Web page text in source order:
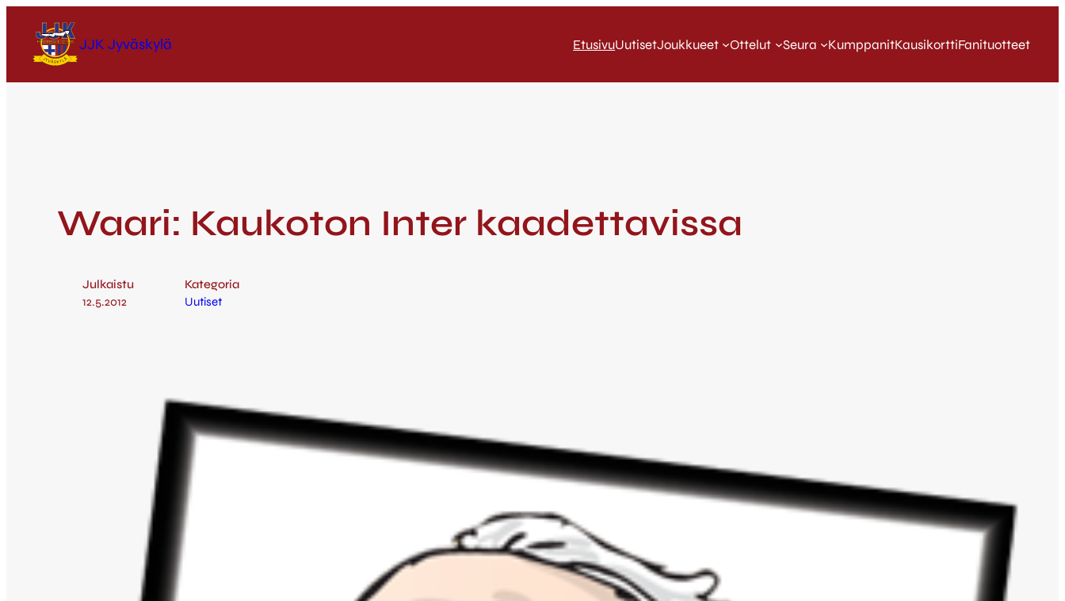
JJK Jyväskylä EtusivuUutisetJoukkueet Ottelut Seura KumppanitKausikorttiFanituotteet
Waari: Kaukoton Inter kaadettavissa
Julkaistu
12.5.2012
Kategoria
Uutiset